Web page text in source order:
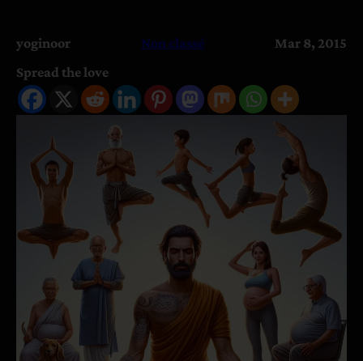
yoginoor Non classé
Mar 8, 2015
Spread the love